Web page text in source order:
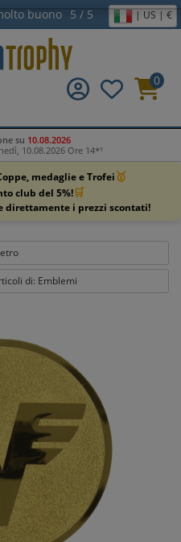
buono 5 / 5 | US | €
0
su 10.08.2026
10.08.2026 Ore 14*¹
medaglie e Trofei🥇
club del 5%!🛒
direttamente i prezzi scontati!
di: Emblemi